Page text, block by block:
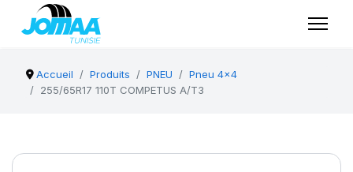
Accueil Produits PNEU
Pneu 4x4
255/65R17 110T COMPETUS A/T3